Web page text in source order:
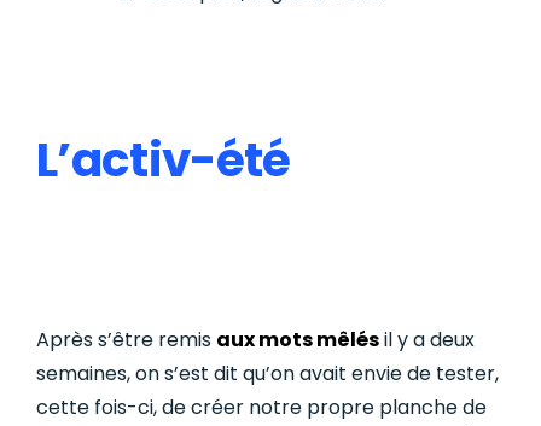
L’activ-été
Après s’être remis aux mots mêlésil y a deux
semaines, on s’est dit qu’on avait envie de tester,
cette fois-ci, de créer notre propre planche de